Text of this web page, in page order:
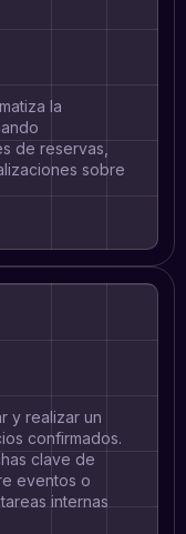
la
de reservas,
sobre
y realizar un
confirmados.
clave de
eventos o
internas